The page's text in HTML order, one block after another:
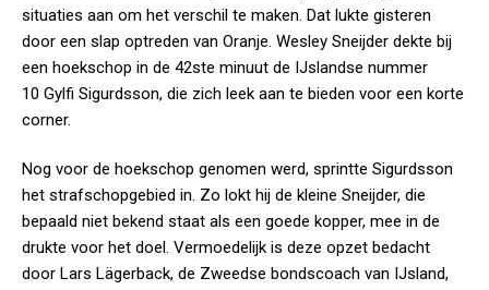
situaties aan om het verschil te maken. Dat lukte gisteren
door een slap optreden van Oranje. Wesley Sneijder dekte bij
een hoekschop in de 42ste minuut de IJslandse nummer
10 Gylfi Sigurdsson, die zich leek aan te bieden voor een korte
corner.
Nog voor de hoekschop genomen werd, sprintte Sigurdsson
het strafschopgebied in. Zo lokt hij de kleine Sneijder, die
bepaald niet bekend staat als een goede kopper, mee in de
drukte voor het doel. Vermoedelijk is deze opzet bedacht
door Lars Lägerback, de Zweedse bondscoach van IJsland,